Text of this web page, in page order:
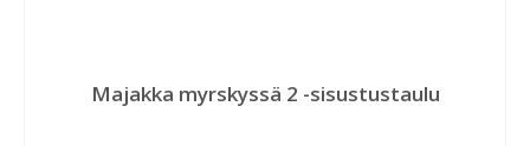
Majakka myrskyssä 2 -sisustustaulu